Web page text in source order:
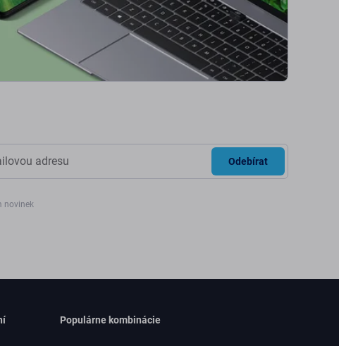
Odebírat
novinek
Populárne kombinácie